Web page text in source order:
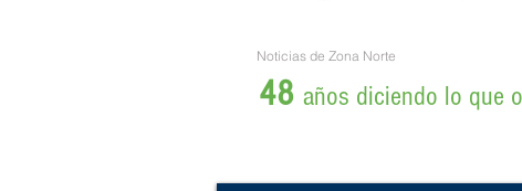
Noticias de Zona Norte
48 años diciendo lo que